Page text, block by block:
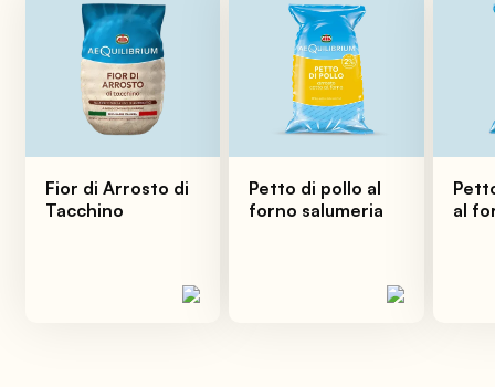
Fior di Arrosto di
Tacchino
Petto di pollo al
forno salumeria
al